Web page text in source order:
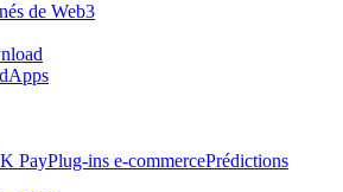
de Web3
PayPlug-ins e-commercePrédictions